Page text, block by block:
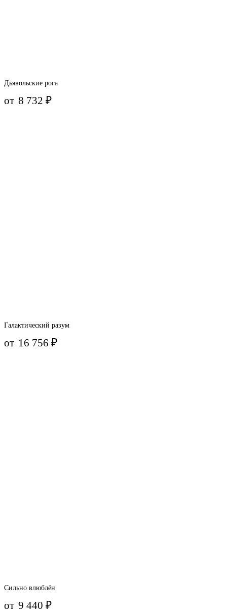
Дьявольские рога
от 8 732₽
Галактический разум
от 16 756₽
Сильно влюблён
от 9 440₽